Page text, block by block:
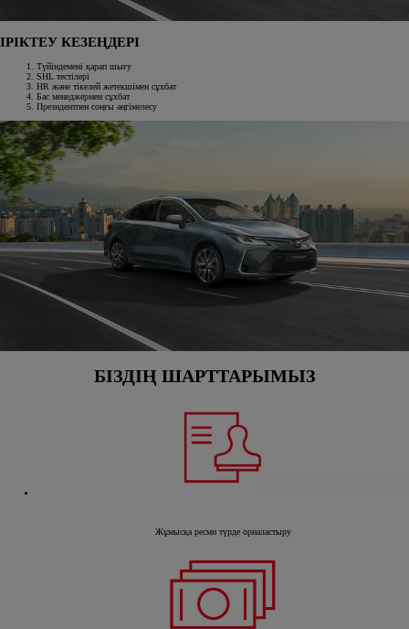
ІРІКТЕУ КЕЗЕҢДЕРІ
Түйіндемені қарап шығу
SHL тестілері
HR және тікелей жетекшімен сұхбат
Бас менеджермен сұхбат
Президентпен соңғы әңгімелесу
БІЗДІҢ ШАРТТАРЫМЫЗ
Жұмысқа ресми түрде орналастыру